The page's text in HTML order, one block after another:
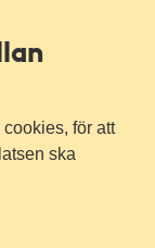
för att
ska